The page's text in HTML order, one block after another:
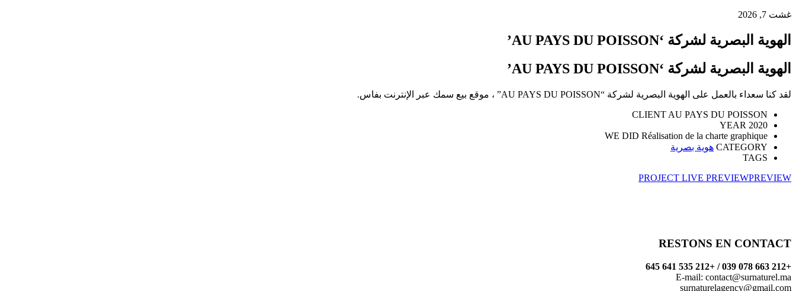
غشت 7, 2026
الهوية البصرية لشركة ‘AU PAYS DU POISSON’
الهوية البصرية لشركة ‘AU PAYS DU POISSON’
لقد كنا سعداء بالعمل على الهوية البصرية لشركة “AU PAYS DU POISSON” ، موقع بيع سمك عبر الإنترنت بفاس.
CLIENT AU PAYS DU POISSON
YEAR 2020
WE DID Réalisation de la charte graphique
CATEGORY هوية بصرية
TAGS
PROJECT LIVE PREVIEWPREVIEW
RESTONS EN CONTACT
+212 663 078 039 / +212 535 641 645
E-mail: contact@surnaturel.ma
surnaturelagency@gmail.com